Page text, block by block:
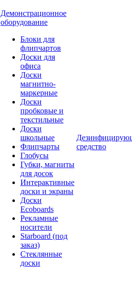
Демонстрационное
оборудование
Блоки для
флипчартов
Доски для
офиса
Доски
магнитно-
маркерные
Доски
пробковые и
текстильные
Доски
школьные
Флипчарты
Глобусы
Губки, магниты
для досок
Интерактивные
доски и экраны
Доски
Ecoboards
Рекламные
носители
Starboard (под
заказ)
Стеклянные
доски
средство